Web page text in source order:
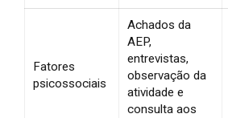
Fatores
psicossociais
Achados da
AEP,
entrevistas,
observação da
atividade e
consulta aos